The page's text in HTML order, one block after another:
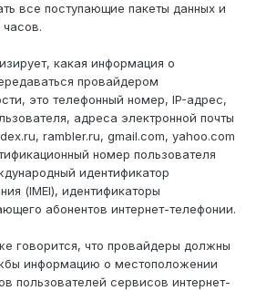
все поступающие пакеты данных и
часов.
какая информация о
провайдером
это телефонный номер, IP-адрес,
адреса электронной почты
rambler.ru, gmail.com, yahoo.com
номер пользователя
идентификатор
(IMEI), идентификаторы
абонентов интернет-телефонии.
говорится, что провайдеры должны
информацию о местоположении
пользователей сервисов интернет-